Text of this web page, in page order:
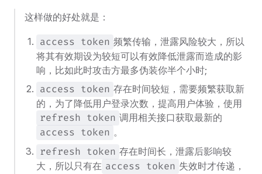
这样做的好处就是：
access token 频繁传输，泄露风险较大，所以
将其有效期设为较短可以有效降低泄露而造成的影
响，比如此时攻击方最多伪装你半个小时;
access token 存在时间较短，需要频繁获取新
的，为了降低用户登录次数，提高用户体验，使用
refresh token 调用相关接口获取最新的
access token 。
refresh token 存在时间长，泄露后影响较
大，所以只有在 access token 失效时才传递，